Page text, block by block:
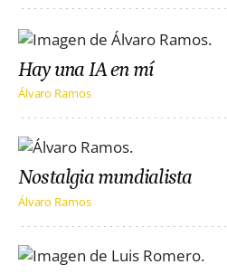
Hay una IA en mí
Álvaro Ramos
Nostalgia mundialista
Álvaro Ramos